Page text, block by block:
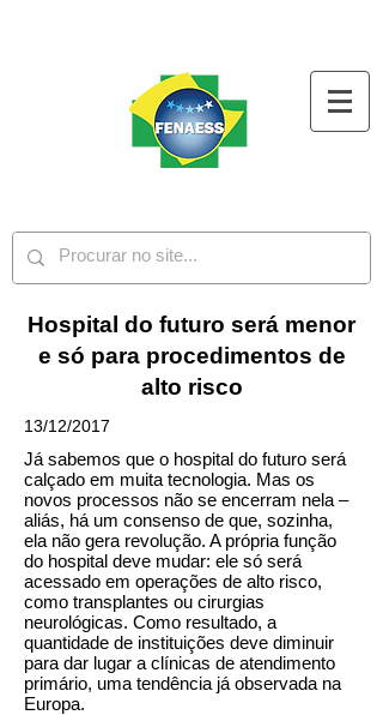
Hospital do futuro será menor
e só para procedimentos de
alto risco
13/12/2017
Já sabemos que o hospital do futuro será
calçado em muita tecnologia. Mas os
novos processos não se encerram nela –
aliás, há um consenso de que, sozinha,
ela não gera revolução. A própria função
do hospital deve mudar: ele só será
acessado em operações de alto risco,
como transplantes ou cirurgias
neurológicas. Como resultado, a
quantidade de instituições deve diminuir
para dar lugar a clínicas de atendimento
primário, uma tendência já observada na
Europa.